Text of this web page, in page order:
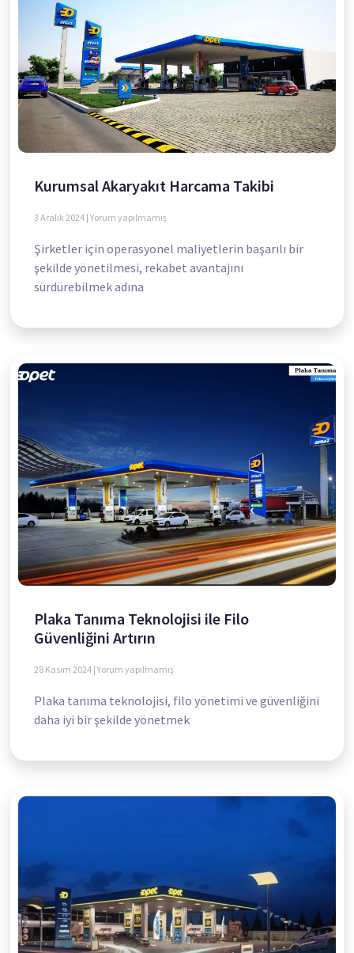
Kurumsal Akaryakıt Harcama Takibi
3 Aralık 2024 Yorum yapılmamış
Şirketler için operasyonel maliyetlerin başarılı bir
şekilde yönetilmesi, rekabet avantajını
sürdürebilmek adına
Plaka Tanıma Teknolojisi ile Filo
Güvenliğini Artırın
28 Kasım 2024 Yorum yapılmamış
Plaka tanıma teknolojisi, filo yönetimi ve güvenliğini
daha iyi bir şekilde yönetmek